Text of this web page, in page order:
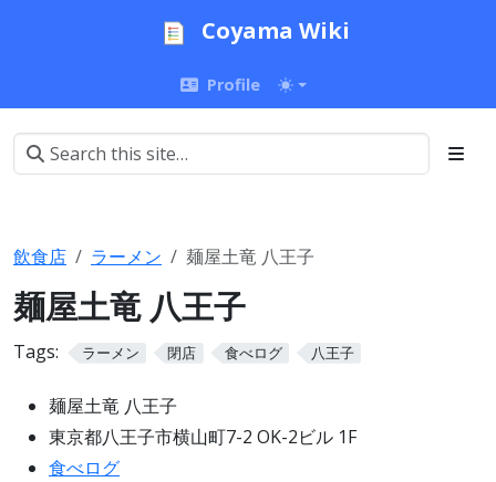
Coyama Wiki
Profile
飲食店 ラーメン 麺屋土竜 八王子
麺屋土竜 八王子
Tags: ラーメン 閉店 食べログ 八王子
麺屋土竜 八王子
東京都八王子市横山町7-2 OK-2ビル 1F
食べログ